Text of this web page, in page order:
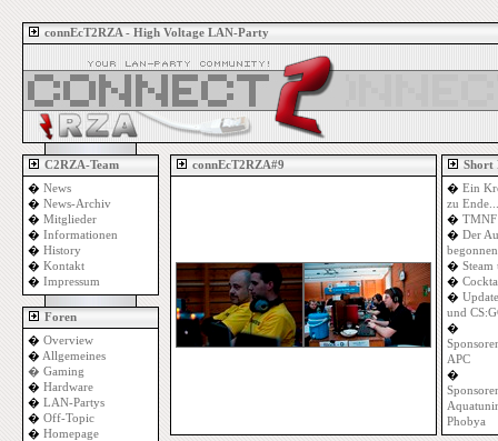
connEcT2RZA - High Voltage LAN-Party
C2RZA-Team
� News
� News-Archiv
� Mitglieder
� Informationen
� History
� Kontakt
� Impressum
Foren
� Overview
� Allgemeines
� Gaming
� Hardware
� LAN-Partys
� Off-Topic
� Homepage
connEcT2RZA#9
Short
� Ein
zu Ende...
� TMNF
� Der
� Steam
�
�
und
�
APC
�
Phobya